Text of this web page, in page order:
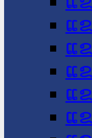
ແ
ແ
ແ
ແ
ແ